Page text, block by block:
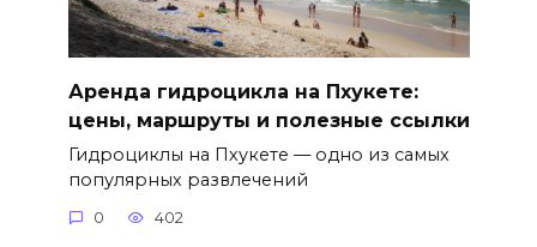
Аренда гидроцикла на Пхукете:
цены, маршруты и полезные ссылки
Гидроциклы на Пхукете — одно из самых
популярных развлечений
0 402